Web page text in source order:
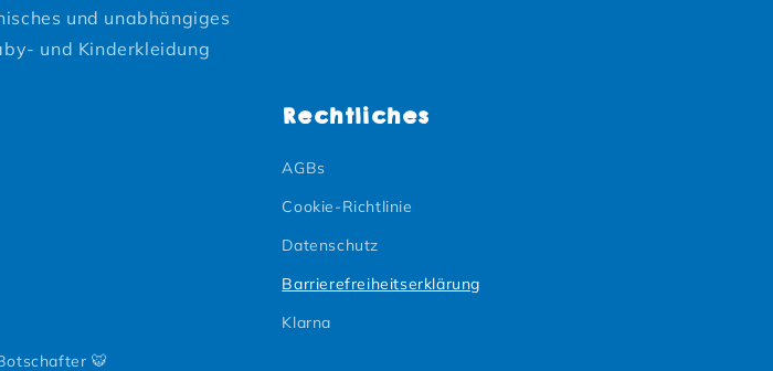
und unabhängiges
und Kinderkleidung
🐯
Rechtliches
AGBs
Cookie-Richtlinie
Datenschutz
Barrierefreiheitserklärung
Klarna